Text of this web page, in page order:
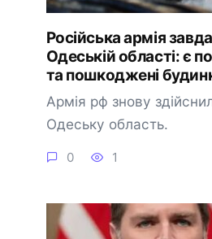
Російська армія
Одеській області: є
та пошкоджені
Армія рф знову
Одеську область.
0 1